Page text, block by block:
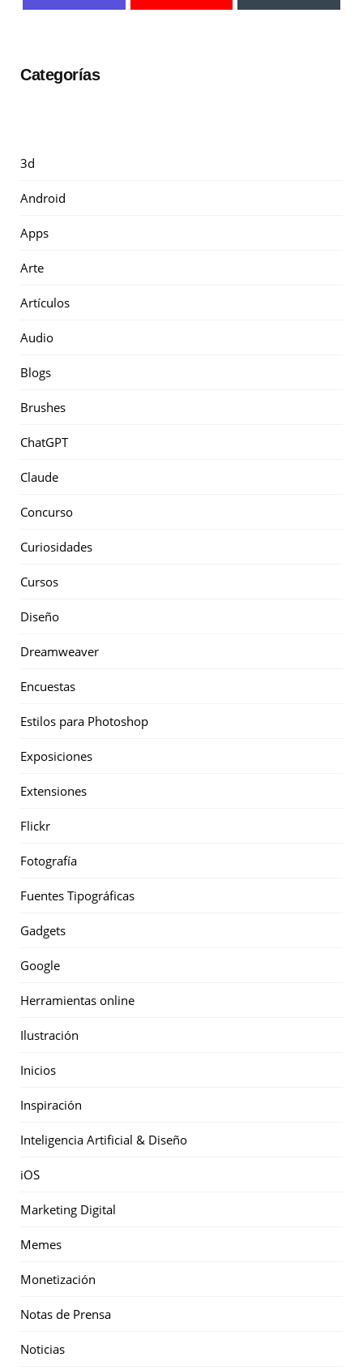
Categorías
3d
Android
Apps
Arte
Artículos
Audio
Blogs
Brushes
ChatGPT
Claude
Concurso
Curiosidades
Cursos
Diseño
Dreamweaver
Encuestas
Estilos para Photoshop
Exposiciones
Extensiones
Flickr
Fotografía
Fuentes Tipográficas
Gadgets
Google
Herramientas online
Ilustración
Inicios
Inspiración
Inteligencia Artificial & Diseño
iOS
Marketing Digital
Memes
Monetización
Notas de Prensa
Noticias